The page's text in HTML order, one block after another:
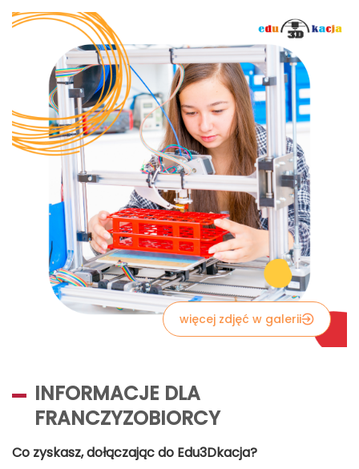
więcej zdjęć w galerii
INFORMACJE DLA
FRANCZYZOBIORCY
Co zyskasz, dołączając do Edu3Dkacja?